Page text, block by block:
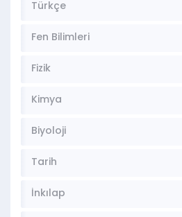
Türkçe
Fen Bilimleri
Fizik
Kimya
Biyoloji
Tarih
İnkılap